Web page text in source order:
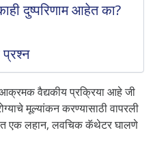
दुष्परिणाम आहेत का?
प्रश्न
वैद्यकीय प्रक्रिया आहे जी
मूल्यांकन करण्यासाठी वापरली
एक लहान, लवचिक कॅथेटर घालणे